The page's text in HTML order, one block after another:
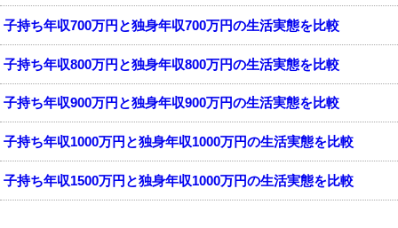
子持ち年収700万円と独身年収700万円の生活実態を比較
子持ち年収800万円と独身年収800万円の生活実態を比較
子持ち年収900万円と独身年収900万円の生活実態を比較
子持ち年収1000万円と独身年収1000万円の生活実態を比較
子持ち年収1500万円と独身年収1000万円の生活実態を比較